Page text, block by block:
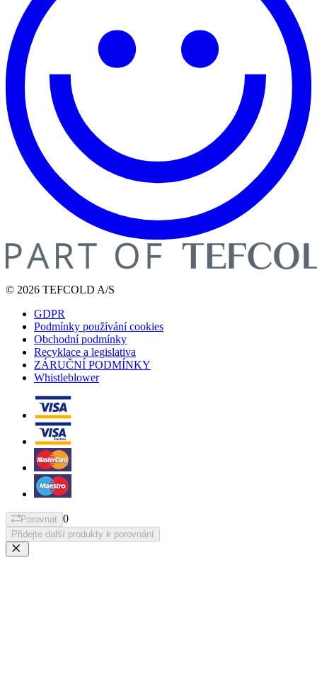
© 2026 TEFCOLD A/S
GDPR
Podmínky používání cookies
Obchodní podmínky
Recyklace a legislativa
ZÁRUČNÍ PODMÍNKY
Whistleblower
Porovnat 0
Přidejte další produkty k porovnání